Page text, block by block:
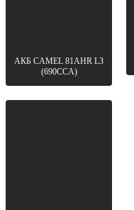
АКБ CAMEL 81AHR L3
(690CCA)